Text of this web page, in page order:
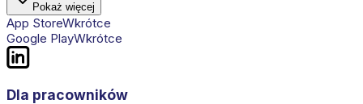
Pokaż więcej
App StoreWkrótce
Google PlayWkrótce
Dla pracowników